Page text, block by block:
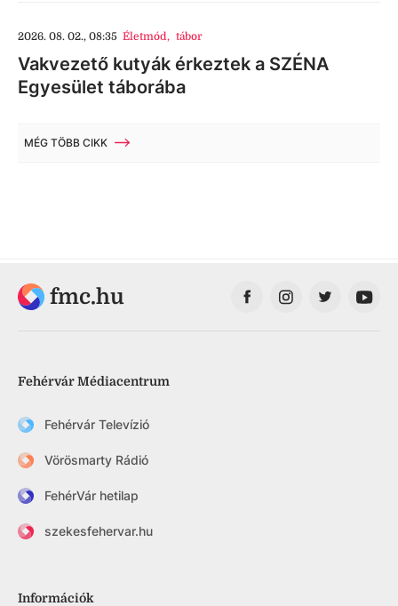
2026. 08. 02., 08:35 Életmód, tábor
Vakvezető kutyák érkeztek a SZÉNA
Egyesület táborába
MÉG TÖBB CIKK
fmc.hu
Fehérvár Médiacentrum
Fehérvár Televízió
Vörösmarty Rádió
FehérVár hetilap
szekesfehervar.hu
Információk